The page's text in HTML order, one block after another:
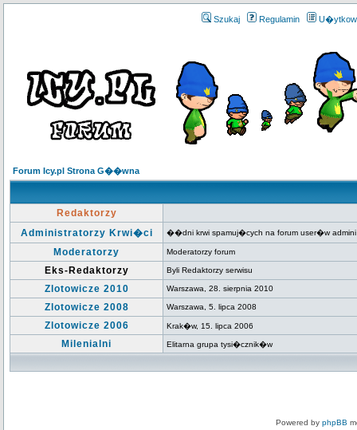
Szukaj Regulamin
Forum Icy.pl Strona G��wna
Redaktorzy
Administratorzy Krwi�ci
��dni krwi spamuj�cych na forum user�w admini
Moderatorzy Moderatorzy forum
Eks-Redaktorzy Byli Redaktorzy serwisu
Zlotowicze 2010 Warszawa, 28. sierpnia 2010
Zlotowicze 2008 Warszawa, 5. lipca 2008
Zlotowicze 2006 Krak�w, 15. lipca 2006
Milenialni Elitarna grupa tysi�cznik�w
Powered by phpBB